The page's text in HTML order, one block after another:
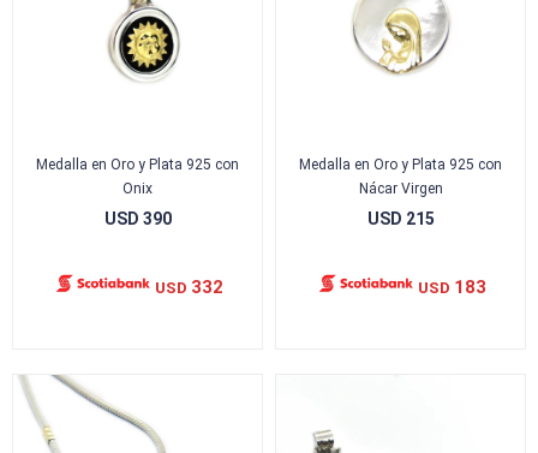
Medalla en Oro y Plata 925 con
Onix
USD 390
USD 332
Medalla en Oro y Plata 925 con
Nácar Virgen
USD 215
USD 183